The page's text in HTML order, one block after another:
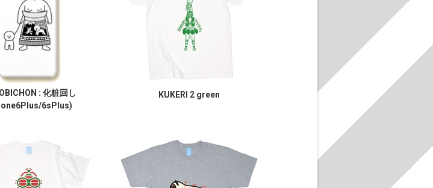
: 化粧回し
6sPlus)
KUKERI 2 green